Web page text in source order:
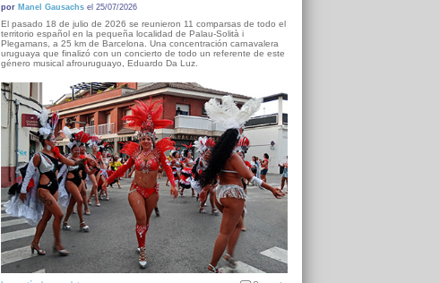
por Manel Gausachsel 25/07/2026
El pasado 18 de julio de 2026 se reunieron 11 comparsas de todo el
territorio español en la pequeña localidad de Palau-Solità i
Plegamans, a 25 km de Barcelona. Una concentración carnavalera
uruguaya que finalizó con un concierto de todo un referente de este
género musical afrouruguayo, Eduardo Da Luz.